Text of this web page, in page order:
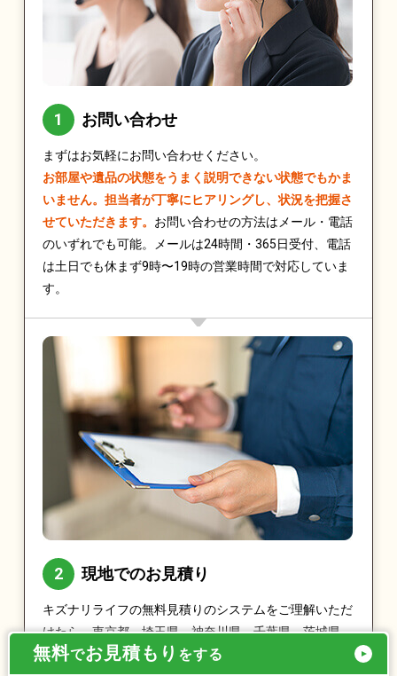
お問い合わせ
まずはお気軽にお問い合わせください。
お部屋や遺品の状態をうまく説明できない状態でもかま
いません。担当者が丁寧にヒアリングし、状況を把握さ
せていただきます。 お問い合わせの方法はメール・電話
のいずれでも可能。メールは24時間・365日受付、電話
は土日でも休まず9時〜19時の営業時間で対応していま
す。
現地でのお見積り
キズナリライフの無料見積りのシステムをご理解いただ
けたら、東京都、埼玉県、神奈川県、千葉県、茨城県、
栃木県、群馬県であれば最短即日で実際に現地をお伺い
無料でお見積もり をする